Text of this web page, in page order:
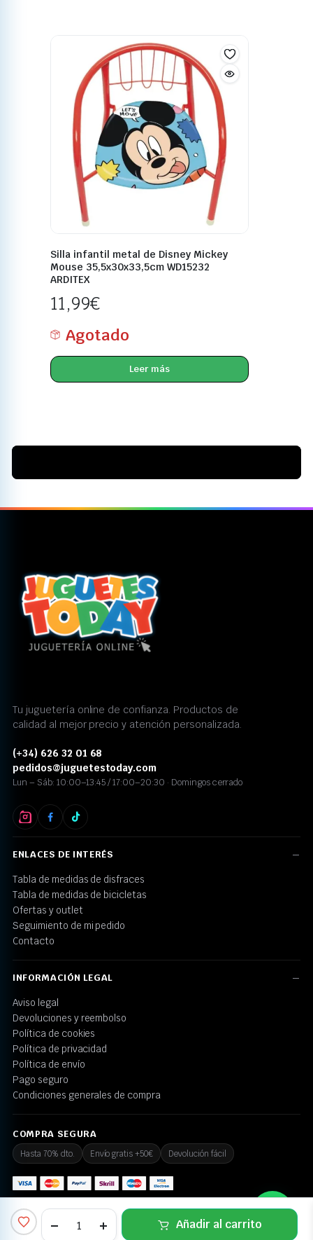
Añadir al carrito
Silla infantil metal de Disney Mickey
Mouse 35,5x30x33,5cm WD15232
ARDITEX
11,99€
Agotado
Leer más
Tu juguetería online de confianza. Productos de
calidad al mejor precio y atención personalizada.
(+34) 626 32 01 68
pedidos@juguetestoday.com
Lun – Sáb: 10:00–13:45 / 17:00–20:30 · Domingos cerrado
ENLACES DE INTERÉS
Tabla de medidas de disfraces
Tabla de medidas de bicicletas
Ofertas y outlet
Seguimiento de mi pedido
Contacto
INFORMACIÓN LEGAL
Aviso legal
Devoluciones y reembolso
Política de cookies
Política de privacidad
Política de envío
Pago seguro
Condiciones generales de compra
COMPRA SEGURA
Hasta 70% dto. Envío gratis +50€ Devolución fácil
© 2026 Juguetes Today. Todos los derechos reservados.
💬 ¿Necesitas ayuda?